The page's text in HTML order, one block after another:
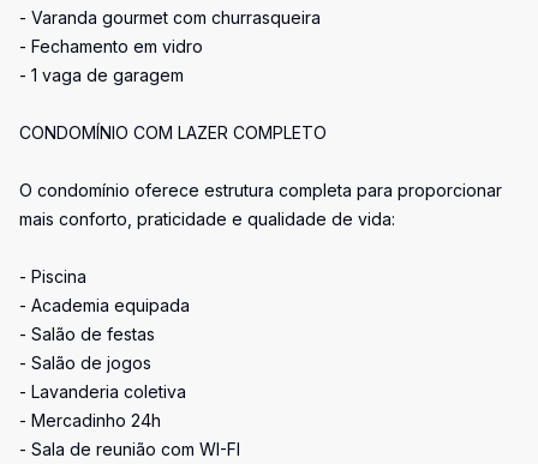
- Varanda gourmet com churrasqueira
- Fechamento em vidro
- 1 vaga de garagem
CONDOMÍNIO COM LAZER COMPLETO
O condomínio oferece estrutura completa para proporcionar
mais conforto, praticidade e qualidade de vida:
- Piscina
- Academia equipada
- Salão de festas
- Salão de jogos
- Lavanderia coletiva
- Mercadinho 24h
- Sala de reunião com WI-FI